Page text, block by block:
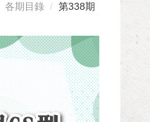
各期目錄 第338期